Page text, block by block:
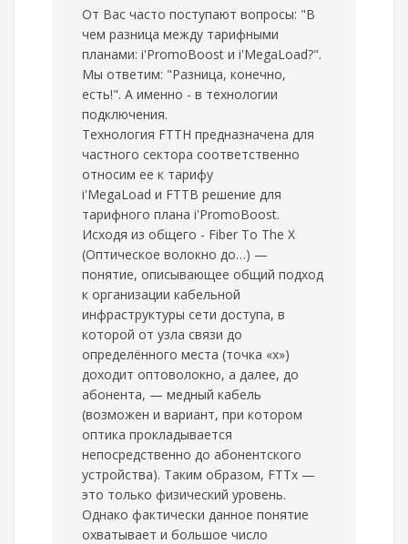
От Вас часто поступают вопросы: "В
чем разница между тарифными
планами: i'PromoBoost и i'MegaLoad?".
Мы ответим: "Разница, конечно,
есть!". А именно - в технологии
подключения.
Технология FTTH предназначена для
частного сектора соответственно
относим ее к тарифу
i'MegaLoad и FTTB решение для
тарифного плана i'PromoBoost.
Исходя из общего - Fiber To The X
(Оптическое волокно до…) —
понятие, описывающее общий подход
к организации кабельной
инфраструктуры сети доступа, в
которой от узла связи до
определённого места (точка «х»)
доходит оптоволокно, а далее, до
абонента, — медный кабель
(возможен и вариант, при котором
оптика прокладывается
непосредственно до абонентского
устройства). Таким образом, FTTx —
это только физический уровень.
Однако фактически данное понятие
охватывает и большое число